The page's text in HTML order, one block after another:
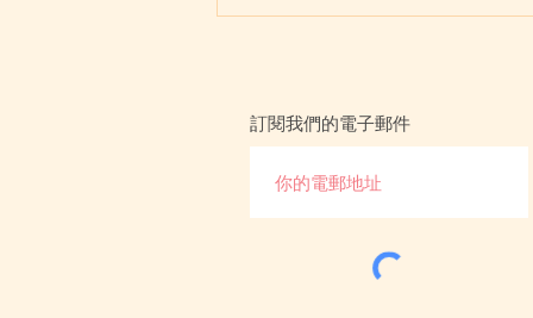
訂閱我們的電子郵件